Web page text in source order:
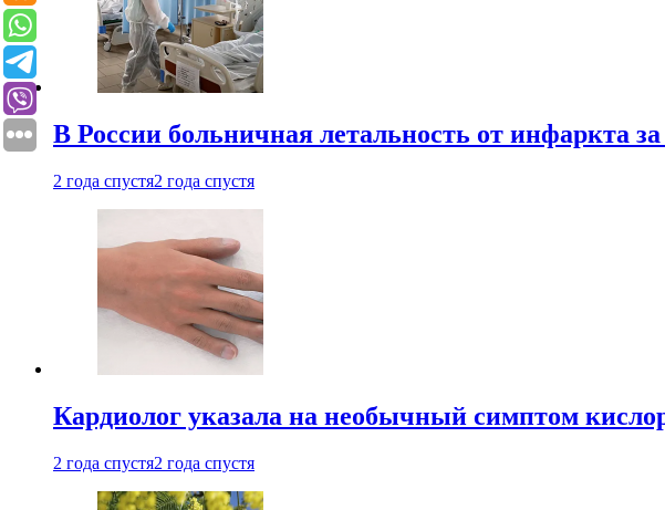
В России больничная летальность от инфаркта
2 года спустя2 года спустя
Кардиолог указала на необычный симптом
2 года спустя2 года спустя